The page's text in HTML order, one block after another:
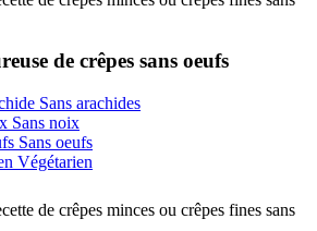
de crêpes sans oeufs
Sans arachides
Sans noix
Sans oeufs
Végétarien